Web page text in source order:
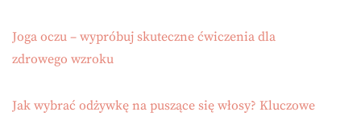
Joga oczu – wypróbuj skuteczne ćwiczenia dla
zdrowego wzroku
Jak wybrać odżywkę na puszące się włosy? Kluczowe